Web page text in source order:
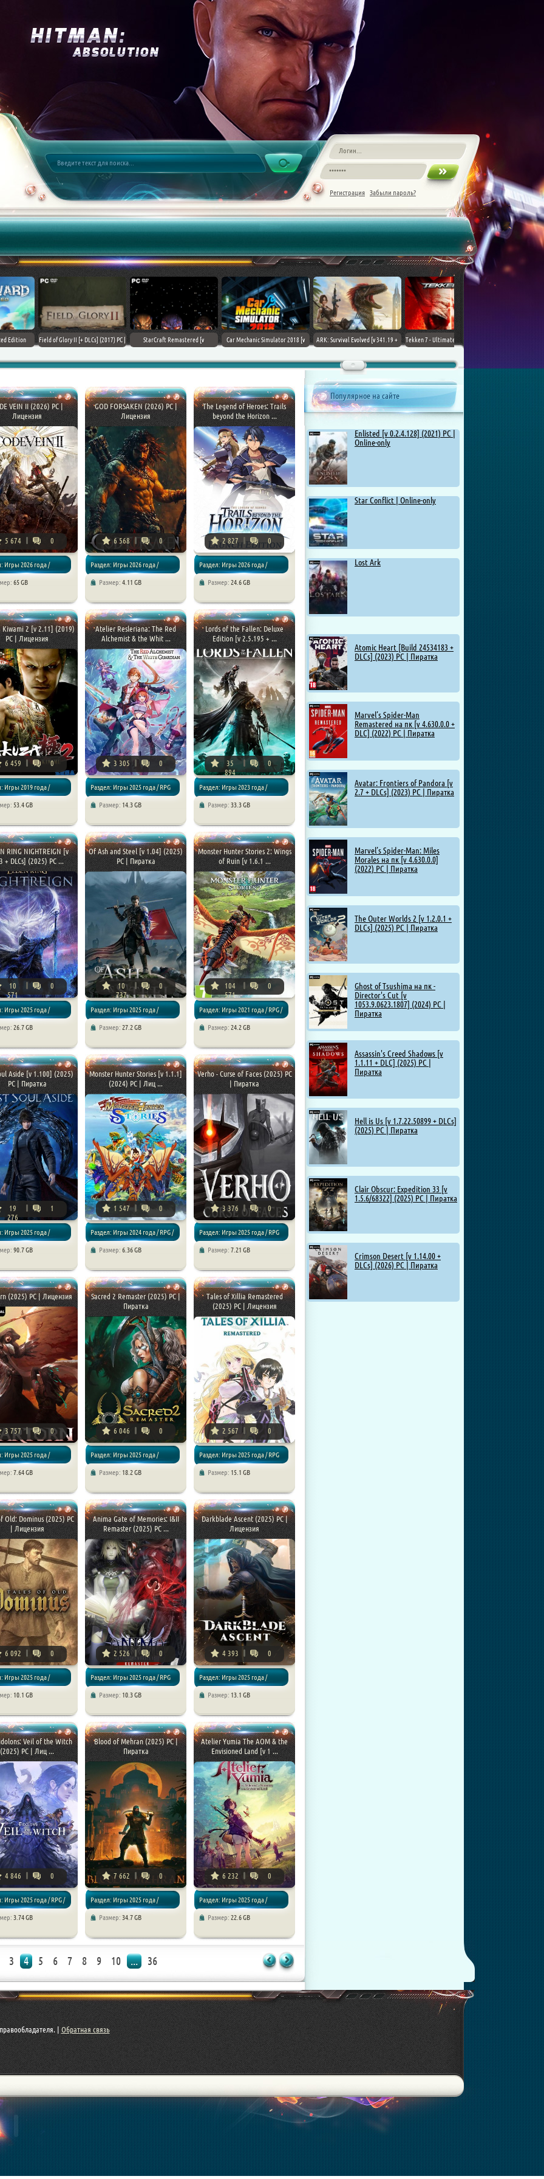
Регистрация Забыли пароль?
Field of Glory II [+ DLCs] (2017) PC |
StarCraft Remastered [v
Car Mechanic Simulator 2018 [v
ARK: Survival Evolved [v 341.19 +
Tekken 7 - Ultimate Edition [v 4.22
Chovka
Популярное на сайте
Enlisted [v 0.2.4.128] (2021) PC |
Online-only
Star Conflict | Online-only
Lost Ark
Atomic Heart [Build 24534183 +
DLCs] (2023) PC | Пиратка
Marvel’s Spider-Man
Remastered на пк [v 4.630.0.0 +
DLC] (2022) PC | Пиратка
Avatar: Frontiers of Pandora [v
2.7 + DLCs] (2023) PC | Пиратка
Marvel’s Spider-Man: Miles
Morales на пк [v 4.630.0.0]
(2022) PC | Пиратка
The Outer Worlds 2 [v 1.2.0.1 +
DLCs] (2025) PC | Пиратка
Ghost of Tsushima на пк -
Director's Cut [v
1053.9.0623.1807] (2024) PC |
Пиратка
Assassin's Creed Shadows [v
1.1.11 + DLC] (2025) PC |
Пиратка
Hell is Us [v 1.7.22.50899 + DLCs]
(2025) PC | Пиратка
Clair Obscur: Expedition 33 [v
1.5.6/68322] (2025) PC | Пиратка
Crimson Desert [v 1.14.00 +
DLCs] (2026) PC | Пиратка
VEIN II (2026) PC |
Лицензия
5 674 0
Игры 2026 года /
65 GB
GOD FORSAKEN (2026) PC |
Лицензия
6 568 0
Раздел: Игры 2026 года /
Размер: 4.11 GB
The Legend of Heroes: Trails
beyond the Horizon ...
2 827 0
Раздел: Игры 2026 года /
Размер: 24.6 GB
Kiwami 2 [v 2.11] (2019)
PC | Лицензия
6 459 0
Игры 2019 года /
53.4 GB
Atelier Resleriana: The Red
Alchemist & the Whit ...
3 305 0
Раздел: Игры 2025 года / RPG
Размер: 14.3 GB
Lords of the Fallen: Deluxe
Edition [v 2.5.195 + ...
35
894
0
Раздел: Игры 2023 года /
Размер: 33.3 GB
RING NIGHTREIGN [v
+ DLCs] (2025) PC ...
10
571
0
Игры 2025 года /
26.7 GB
Of Ash and Steel [v 1.04] (2025)
PC | Пиратка
10
737
0
Раздел: Игры 2025 года /
Размер: 27.2 GB
Monster Hunter Stories 2: Wings
of Ruin [v 1.6.1 ...
104
571
0
Раздел: Игры 2021 года / RPG /
Размер: 24.2 GB
Aside [v 1.100] (2025)
PC | Пиратка
19
276
1
Игры 2025 года /
90.7 GB
Monster Hunter Stories [v 1.1.1]
(2024) PC | Лиц ...
1 547 0
Раздел: Игры 2024 года / RPG /
Размер: 6.36 GB
Verho - Curse of Faces (2025) PC
| Пиратка
3 376 0
Раздел: Игры 2025 года / RPG
Размер: 7.21 GB
(2025) PC | Лицензия
3 757 0
Игры 2025 года /
7.64 GB
Sacred 2 Remaster (2025) PC |
Пиратка
6 046 0
Раздел: Игры 2025 года /
Размер: 18.2 GB
Tales of Xillia Remastered
(2025) PC | Лицензия
2 567 0
Раздел: Игры 2025 года / RPG
Размер: 15.1 GB
Old: Dominus (2025) PC
| Лицензия
6 092 0
Игры 2025 года /
10.1 GB
Anima Gate of Memories: I&II
Remaster (2025) PC ...
2 526 0
Раздел: Игры 2025 года / RPG
Размер: 10.3 GB
Darkblade Ascent (2025) PC |
Лицензия
4 393 0
Раздел: Игры 2025 года /
Размер: 13.1 GB
Veil of the Witch
(2025) PC | Лиц ...
4 846 0
Игры 2025 года / RPG /
3.74 GB
Blood of Mehran (2025) PC |
Пиратка
7 662 0
Раздел: Игры 2025 года /
Размер: 34.7 GB
Atelier Yumia The AOM & the
Envisioned Land [v 1 ...
6 232 0
Раздел: Игры 2025 года /
Размер: 22.6 GB
3 4 5 6 7 8 9 10 ... 36
|Обратная связь